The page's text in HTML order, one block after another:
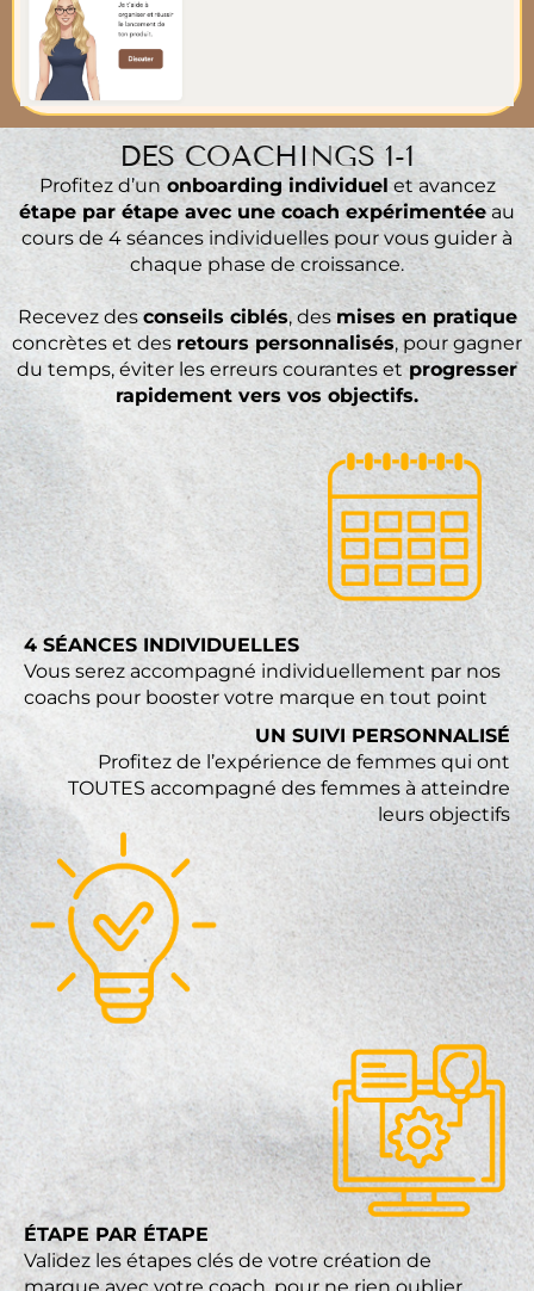
DES COACHINGS 1-1
Profitez d’unonboarding individuelet avancez
étape par étape avec une coach expérimentéeau
cours de 4 séances individuelles pour vous guider à
chaque phase de croissance.
Recevez des conseils ciblés, desmises en pratique
concrètes et des retours personnalisés, pour gagner
du temps, éviter les erreurs courantes et progresser
rapidement vers vos objectifs.
4 SÉANCES INDIVIDUELLES
Vous serez accompagné individuellement par nos
coachs pour booster votre marque en tout point
UN SUIVI PERSONNALISÉ
Profitez de l’expérience de femmes qui ont
TOUTES accompagné des femmes à atteindre
leurs objectifs
ÉTAPE PAR ÉTAPE
Validez les étapes clés de votre création de